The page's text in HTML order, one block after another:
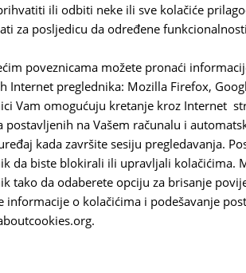
ili odbiti neke ili sve kolačiće
za posljedicu da određene
poveznicama možete pronaći
Internet preglednika: Mozilla Firefox,
Vam omogućuju kretanje kroz Internet
postavljenih na Vašem računalu i
kada završite sesiju pregledavanja.
da biste blokirali ili upravljali kolačićima.
tako da odaberete opciju za brisanje
informacije o kolačićima i podešavanje